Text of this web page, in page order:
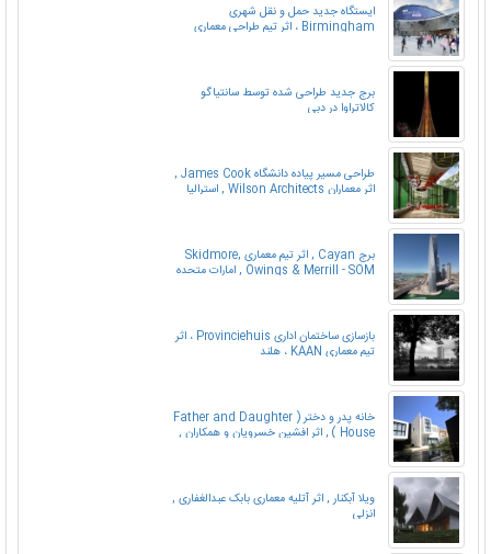
ایستگاه جدید حمل و نقل شهری
Birmingham ، اثر تیم طراحی معماری
برج جدید طراحی شده توسط سانتیاگو
کالاتراوا در دبی
طراحی مسیر پیاده دانشگاه James Cook ,
اثر معماران Wilson Architects , استرالیا
برج Cayan , اثر تیم معماری Skidmore,
Owings & Merrill - SOM , امارات متحده
بازسازی ساختمان اداری Provinciehuis ، اثر
تیم معماری KAAN ، هلند
خانه پدر و دختر ( Father and Daughter
House ) , اثر افشین خسرویان و همکاران ,
ویلا آبکنار , اثر آتلیه معماری بابک عبدالغفاری ,
انزلی